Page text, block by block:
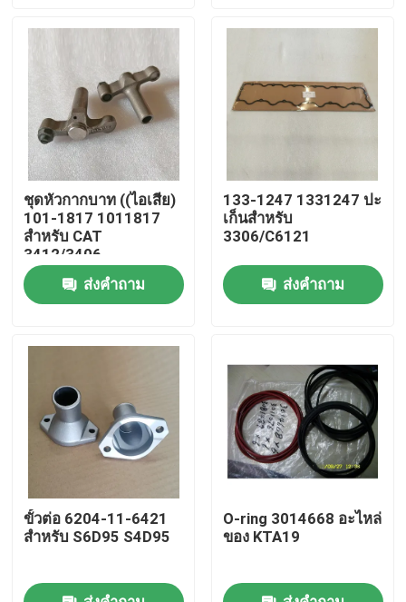
สินค้า
วิดีโอ
เกี่ยวกับเรา
ทัวร์โรงงาน
ติดต่อเรา
ดาวน์โหลด
บล็อก
ชุดหัวกากบาท ((ไอเสีย)
101-1817 1011817
สำหรับ CAT
3412/3406
ส่งคำถาม
133-1247 1331247 ปะ
เก็นสำหรับ
3306/C6121
ส่งคำถาม
ขั้วต่อ 6204-11-6421
สำหรับ S6D95 S4D95
O-ring 3014668 อะไหล่
ของ KTA19